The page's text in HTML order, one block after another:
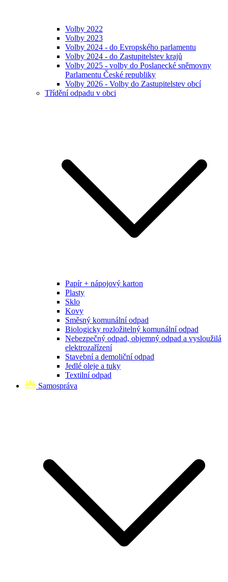
Volby 2022
Volby 2023
Volby 2024 - do Evropského parlamentu
Volby 2024 - do Zastupitelstev krajů
Volby 2025 - volby do Poslanecké sněmovny
Parlamentu České republiky
Volby 2026 - Volby do Zastupitelstev obcí
Třídění odpadu v obci
Papír + nápojový karton
Plasty
Sklo
Kovy
Směsný komunální odpad
Biologicky rozložitelný komunální odpad
Nebezpečný odpad, objemný odpad a vysloužilá
elektrozařízení
Stavební a demoliční odpad
Jedlé oleje a tuky
Textilní odpad
Samospráva